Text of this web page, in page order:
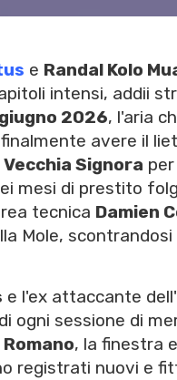
e Randal Kolo
intensi, addii
2026, l'aria
avere il
Vecchia Signora
mesi di prestito
tecnica Damien
Mole,
e l'ex attaccante
ogni sessione di
, la finestra
registrati nuovi e